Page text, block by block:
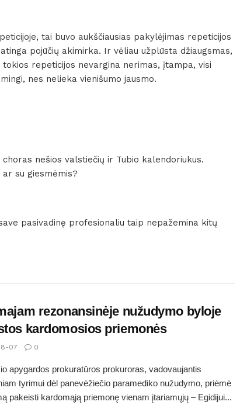
tai buvo aukščiausias pakylėjimas repeticijos
pojūčių akimirka. Ir vėliau užplūsta džiaugsmas,
repeticijos nevargina nerimas, įtampa, visi
nes nelieka vienišumo jausmo.
nešios valstiečių ir Tubio kalendoriukus.
su giesmėmis?
pasivadinę profesionaliu taip nepažemina kitų
rezonansinėje nužudymo byloje
kardomosios priemonės
07 0
apygardos prokuratūros prokuroras, vadovaujantis
tyrimui dėl panevėžiečio paramediko nužudymo, priėmė
pakeisti kardomąją priemonę vienam įtariamųjų – Egidijui...